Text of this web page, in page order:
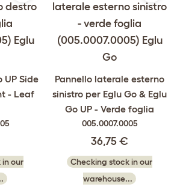
UP Side
- Leaf
in our
Pannello laterale esterno
sinistro per Eglu Go & Eglu
Go UP - Verde foglia
005.0007.0005
36,75 €
Checking stock in our
warehouse...